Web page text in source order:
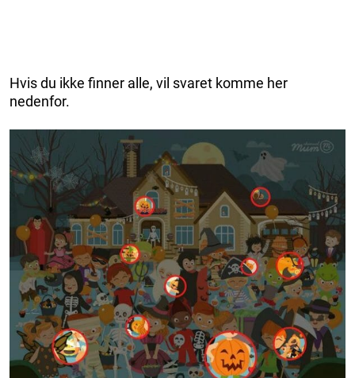
Hvis du ikke finner alle, vil svaret komme her
nedenfor.